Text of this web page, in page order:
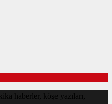
haberler, köşe yazıları,